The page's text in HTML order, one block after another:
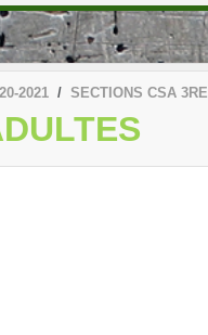
2021 SECTIONS CSA 3REI